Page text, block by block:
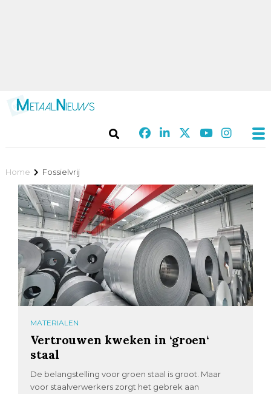
Home Fossielvrij
MATERIALEN
Vertrouwen kweken in ‘groen‘
staal
De belangstelling voor groen staal is groot. Maar
voor staalverwerkers zorgt het gebrek aan